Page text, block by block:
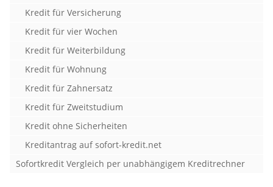
Kredit für Versicherung
Kredit für vier Wochen
Kredit für Weiterbildung
Kredit für Wohnung
Kredit für Zahnersatz
Kredit für Zweitstudium
Kredit ohne Sicherheiten
Kreditantrag auf sofort-kredit.net
Sofortkredit Vergleich per unabhängigem Kreditrechner